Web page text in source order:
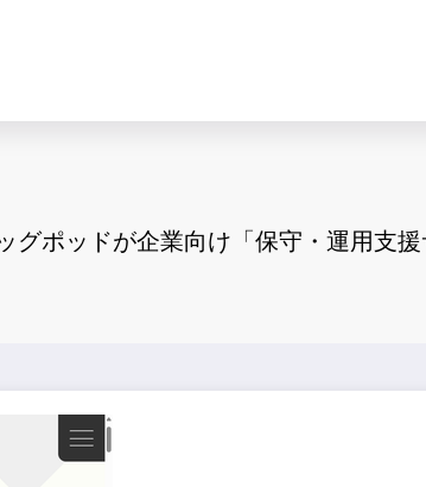
グポッドが企業向け「保守・運用支